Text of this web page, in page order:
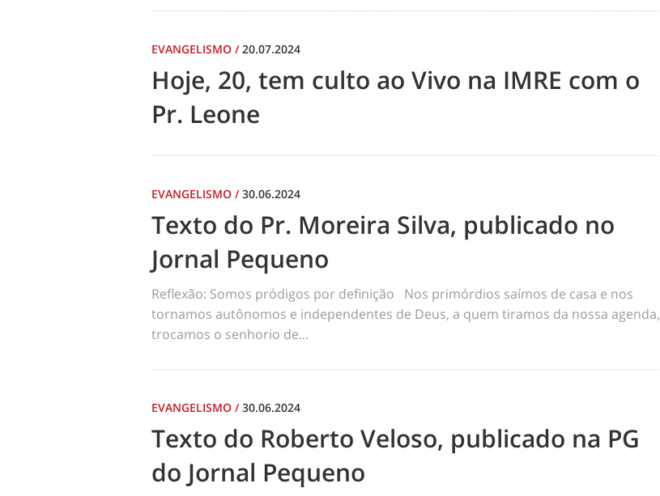
EVANGELISMO /20.07.2024
Hoje, 20, tem culto ao Vivo na IMRE com o
Pr. Leone
EVANGELISMO /30.06.2024
Texto do Pr. Moreira Silva, publicado no
Jornal Pequeno
Reflexão: Somos pródigos por definição Nos primórdios saímos de casa e nos
tornamos autônomos e independentes de Deus, a quem tiramos da nossa agenda,
trocamos o senhorio de...
EVANGELISMO /30.06.2024
Texto do Roberto Veloso, publicado na PG
do Jornal Pequeno